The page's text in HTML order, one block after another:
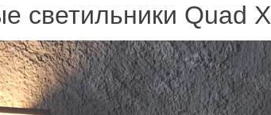
светильники Quad X